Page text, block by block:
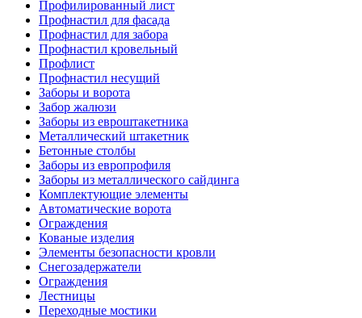
Профилированный лист
Профнастил для фасада
Профнастил для забора
Профнастил кровельный
Профлист
Профнастил несущий
Заборы и ворота
Забор жалюзи
Заборы из евроштакетника
Металлический штакетник
Бетонные столбы
Заборы из европрофиля
Заборы из металлического сайдинга
Комплектующие элементы
Автоматические ворота
Ограждения
Кованые изделия
Элементы безопасности кровли
Снегозадержатели
Ограждения
Лестницы
Переходные мостики